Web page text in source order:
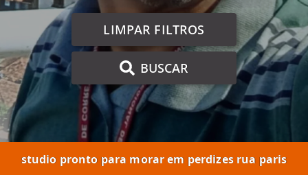
LIMPAR FILTROS
BUSCAR
studio pronto para morar em perdizes rua paris